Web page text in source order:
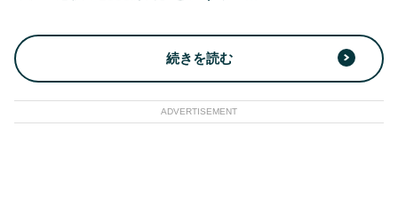
続きを読む
ADVERTISEMENT